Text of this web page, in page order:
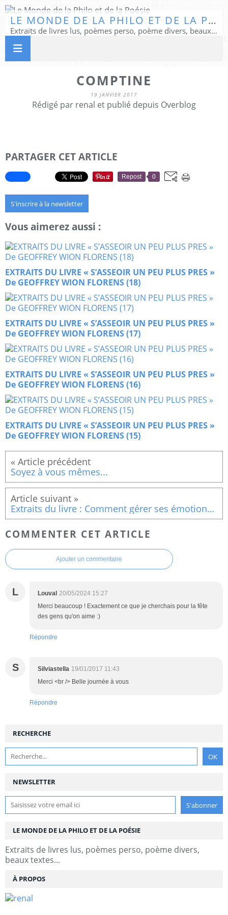
LE MONDE DE LA PHILO ET DE LA POÉSIE
Extraits de livres lus, poèmes perso, poème divers, beaux textes...
COMPTINE
19 JANVIER 2017
Rédigé par renal et publié depuis Overblog
PARTAGER CET ARTICLE
Repost 0
S'inscrire à la newsletter
Vous aimerez aussi :
EXTRAITS DU LIVRE « S’ASSEOIR UN PEU PLUS PRES »
De GEOFFREY WION FLORENS (18)
EXTRAITS DU LIVRE « S’ASSEOIR UN PEU PLUS PRES »
De GEOFFREY WION FLORENS (17)
EXTRAITS DU LIVRE « S’ASSEOIR UN PEU PLUS PRES »
De GEOFFREY WION FLORENS (16)
EXTRAITS DU LIVRE « S’ASSEOIR UN PEU PLUS PRES »
De GEOFFREY WION FLORENS (15)
Soyez à vous mêmes...
Extraits du livre : Comment gérer ses émotions (La confiance, un abri au tréfonds de l’âme)
COMMENTER CET ARTICLE
Ajouter un commentaire
L Louval 20/05/2024 15:27
Merci beaucoup ! Exactement ce que je cherchais pour la fête
des gens qu'on aime :)
Répondre
S Silviastella 19/01/2017 11:43
Merci <br /> Belle journée à vous
Répondre
NEWSLETTER
RECHERCHE
LE MONDE DE LA PHILO ET DE LA POÉSIE
Extraits de livres lus, poèmes perso, poème divers,
beaux textes...
À PROPOS